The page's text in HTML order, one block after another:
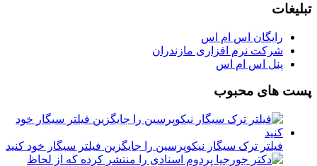
تبلیغات
رایگان اس ام اس
شرکت نرم افزاری مازندران
پنل اس ام اس
پست های محبوب
فیلتر ترک سیگار نیکوپرسین را جایگزین فیلتر سیگار خود کنید